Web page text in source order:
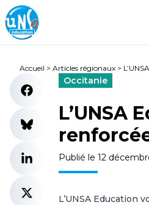
Accueil > Articles régionaux >
Occitanie
L’UNSA
Publié le 12
L’UNSA Education